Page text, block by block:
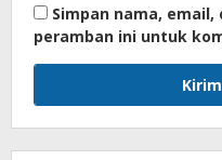
Simpan nama,
peramban ini untuk